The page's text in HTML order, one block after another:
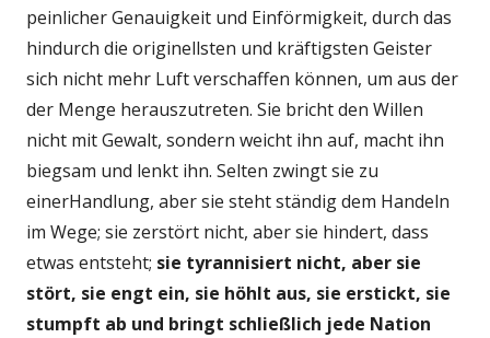
peinlicher Genauigkeit und Einförmigkeit, durch das
hindurch die originellsten und kräftigsten Geister
sich nicht mehr Luft verschaffen können, um aus der
der Menge herauszutreten. Sie bricht den Willen
nicht mit Gewalt, sondern weicht ihn auf, macht ihn
biegsam und lenkt ihn. Selten zwingt sie zu
einerHandlung, aber sie steht ständig dem Handeln
im Wege; sie zerstört nicht, aber sie hindert, dass
etwas entsteht; sie tyrannisiert nicht, aber sie
stört, sie engt ein, sie höhlt aus, sie erstickt, sie
stumpft ab und bringt schließlich jede Nation